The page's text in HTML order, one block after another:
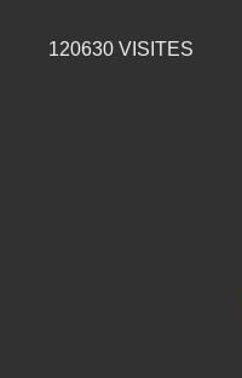
120630 VISITES